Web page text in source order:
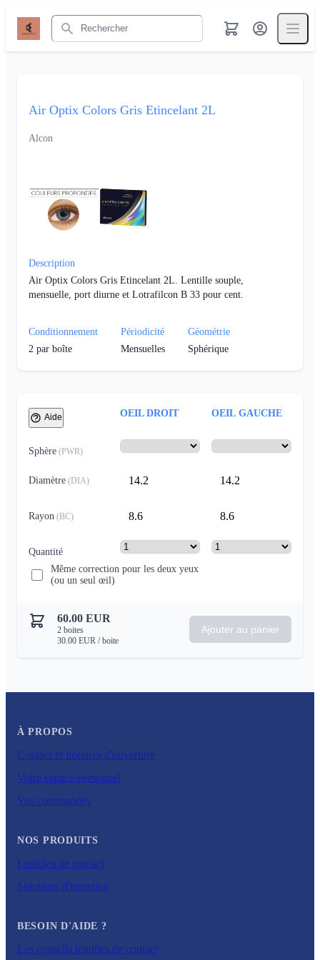
Rechercher
Air Optix Colors Gris Etincelant 2L
Alcon
Description
Air Optix Colors Gris Etincelant 2L. Lentille souple,
mensuelle, port diurne et Lotrafilcon B 33 pour cent.
Conditionnement
2 par boîte
Périodicité
Mensuelles
Géométrie
Sphérique
Aide OEIL DROIT OEIL GAUCHE
Sphère (PWR)
Diamètre (DIA) 14.2 14.2
Rayon (BC) 8.6 8.6
Quantité
Même correction pour les deux yeux
(ou un seul œil)
60.00 EUR
2 boites
30.00 EUR / boite
Ajouter au panier
À PROPOS
Contact et horaires d'ouverture
Votre espace personnel
Vos commandes
NOS PRODUITS
Lentilles de contact
Solutions d'entretien
BESOIN D'AIDE ?
Les conseils lentilles de contact